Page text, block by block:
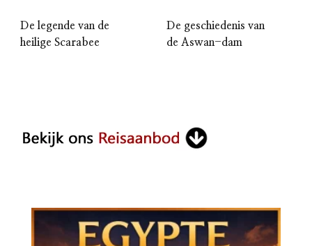
De legende van de
heilige Scarabee
De geschiedenis van
de Aswan-dam